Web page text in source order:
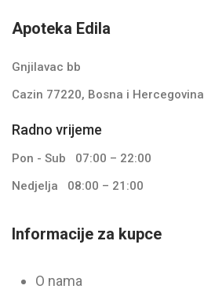
Apoteka Edila
Gnjilavac bb
Cazin 77220, Bosna i Hercegovina
Radno vrijeme
Pon - Sub
07:00 – 22:00
Nedjelja 08:00 – 21:00
Informacije za kupce
O nama